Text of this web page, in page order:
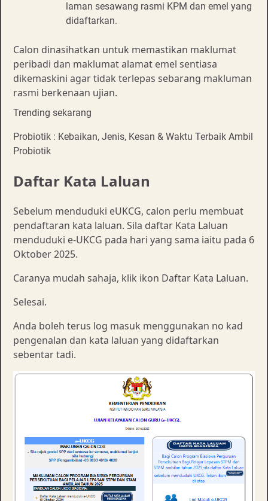
laman sesawang rasmi KPM dan emel yang
didaftarkan.
Calon dinasihatkan untuk memastikan maklumat
peribadi dan maklumat alamat emel sentiasa
dikemaskini agar tidak terlepas sebarang makluman
rasmi berkenaan ujian.
Trending sekarang
Probiotik : Kebaikan, Jenis, Kesan & Waktu Terbaik Ambil
Probiotik
Daftar Kata Laluan
Sebelum menduduki eUKCG, calon perlu membuat
pendaftaran kata laluan. Sila daftar Kata Laluan
menduduki e-UKCG pada hari yang sama iaitu pada 6
Oktober 2025.
Caranya mudah sahaja, klik ikon Daftar Kata Laluan.
Selesai.
Anda boleh terus log masuk menggunakan no kad
pengenalan dan kata laluan yang didaftarkan
sebentar tadi.